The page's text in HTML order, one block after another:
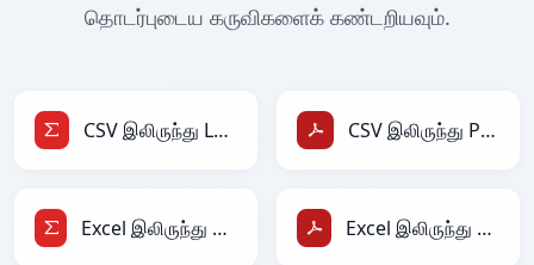
தொடர்புடைய கருவிகளைக் கண்டறியவும்.
CSV இலிருந்து LaTeX CSV இலிருந்து PDF
Excel இலிருந்து LaTeX Excel இலிருந்து PDF